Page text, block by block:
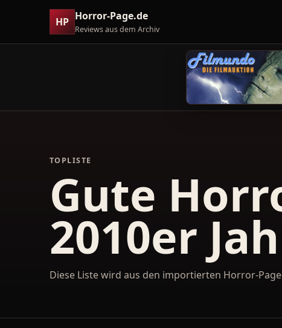
HP Horror-Page.de
Reviews aus dem Archiv
TOPLISTE
Gute
2010er
Diese Liste wird aus den importierten Horror-